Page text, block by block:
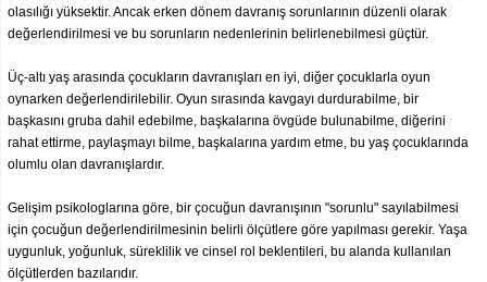
olasılığı yüksektir. Ancak erken dönem davranış sorunlarının düzenli olarak
değerlendirilmesi ve bu sorunların nedenlerinin belirlenebilmesi güçtür.
Üç-altı yaş arasında çocukların davranışları en iyi, diğer çocuklarla oyun
oynarken değerlendirilebilir. Oyun sırasında kavgayı durdurabilme, bir
başkasını gruba dahil edebilme, başkalarına övgüde bulunabilme, diğerini
rahat ettirme, paylaşmayı bilme, başkalarına yardım etme, bu yaş çocuklarında
olumlu olan davranışlardır.
Gelişim psikologlarına göre, bir çocuğun davranışının "sorunlu" sayılabilmesi
için çocuğun değerlendirilmesinin belirli ölçütlere göre yapılması gerekir. Yaşa
uygunluk, yoğunluk, süreklilik ve cinsel rol beklentileri, bu alanda kullanılan
ölçütlerden bazılarıdır.